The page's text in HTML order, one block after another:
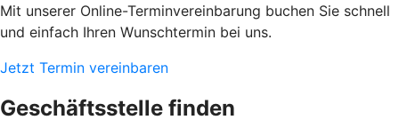
Mit unserer Online-Terminvereinbarung buchen Sie schnell
und einfach Ihren Wunschtermin bei uns.
Jetzt Termin vereinbaren
Geschäftsstelle finden